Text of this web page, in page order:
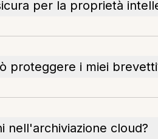
per la proprietà
proteggere i miei
nell'archiviazione cloud?